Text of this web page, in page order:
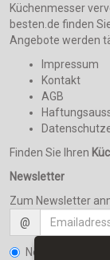
Küchenmesser
besten.de finden
Angebote werden
Impressum
Kontakt
AGB
Finden Sie Ihren
Newsletter
Zum Newsletter
@
Newsletter